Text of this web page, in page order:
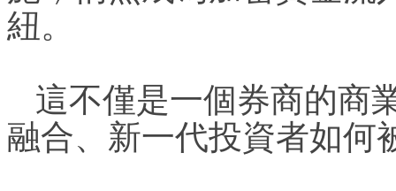
紐。
這不僅是一個券商的商
融合、新一代投資者如何